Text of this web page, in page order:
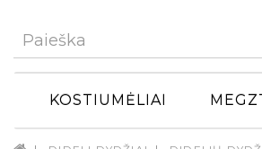
KOSTIUMĖLIAI